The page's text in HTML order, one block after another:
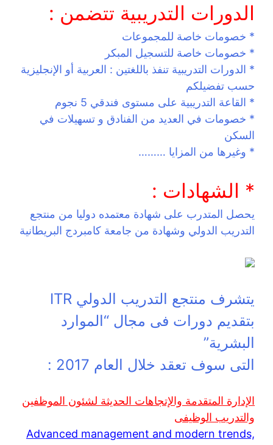
الدورات التدريبية تتضمن :
* خصومات خاصة للمجموعات
* خصومات خاصة للتسجيل المبكر
* الدورات التدريبية تنفذ باللغتين : العربية أو الإنجليزية
حسب تفضيلكم
* القاعة التدريبية على مستوى فندقي 5 نجوم
* خصومات في العديد من الفنادق و تسهيلات في
السكن
* وغيرها من المزايا ………
* الشهادات :
يحصل المتدرب على شهادة معتمده دوليا من منتجع
التدريب الدولي وشهادة من جامعة كامبردج البريطانية
يتشرف منتجع التدريب الدولي ITR
بتقديم دورات فى مجال “الموارد
البشرية”
التى سوف تعقد خلال العام 2017 :
الإدارة المتقدمة والإتجاهات الحديثة لشئون الموظفين
والتدريب الوظيفى
Advanced management and modern trends,